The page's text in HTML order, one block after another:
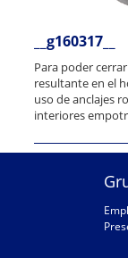
__g160317__
Para poder
resultante en el
uso de anclajes
interiores